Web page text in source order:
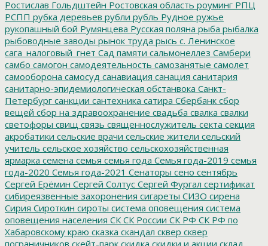
Ростислав Гольдштейн Ростовская область роуминг РПЦ
РСПП рубка деревьев рубли рубль Рудное ружье
рукопашный бой Румянцева Русская поляна рыба рыбалка
рыбоводные заводы рынок труда рысь с. Ленинское
сага_налоговый_гнет Сад памяти сальмонеллез Самбери
самбо самогон самодеятельность самозанятые самолет
самооборона самосуд санавиация санация санитария
санитарно-эпидемиологическая обстанвока Санкт-
Петербург санкции сантехника сатира Сбербанк сбор
вещей сбор на здравоохранение свадьба свалка свалки
светофоры свищ связь священнослужитель секта секция
акробатики сельские врачи сельские жители сельский
учитель сельское хозяйство сельскохозяйственная
ярмарка семена семья семья года Семья года-2019 семья
года-2020 Семья года-2021 Сенаторы сено сентябрь
Сергей Ерёмин Сергей Солтус Сергей Фургал сертификат
сибиреязвенные захоронения сигареты СИЗО сирена
Сирия Сироткин сироты система оповещения система
оповещения населения СК СК России СК РФ СК РФ по
Хабаровскому краю сказка скандал сквер сквер
пограничников скейт-парк скидка скидки и акции склад